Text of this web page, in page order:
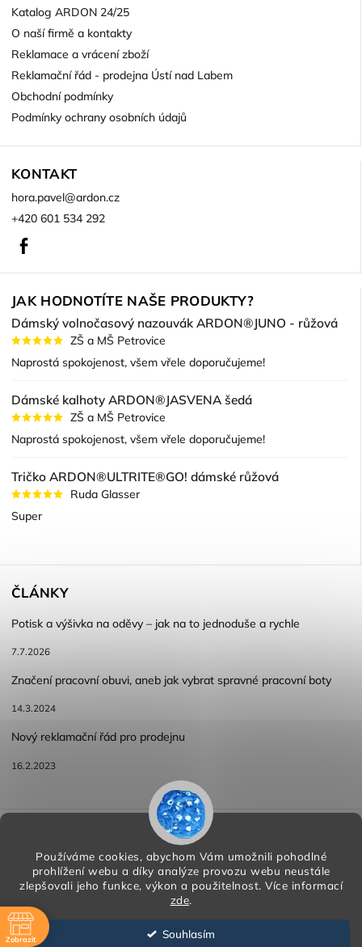
Používáme cookies, abychom Vám umožnili pohodlné
prohlížení webu a díky analýze provozu webu neustále
zlepšovali jeho funkce, výkon a použitelnost. Více informací
zde.
Souhlasím
Katalog ARDON 24/25
O naší firmě a kontakty
Reklamace a vrácení zboží
Reklamační řád - prodejna Ústí nad Labem
Obchodní podmínky
Podmínky ochrany osobních údajů
KONTAKT
hora.pavel@ardon.cz
+420 601 534 292
JAK HODNOTÍTE NAŠE PRODUKTY?
Dámský volnočasový nazouvák ARDON®JUNO - růžová
ZŠ a MŠ Petrovice
Naprostá spokojenost, všem vřele doporučujeme!
Dámské kalhoty ARDON®JASVENA šedá
ZŠ a MŠ Petrovice
Naprostá spokojenost, všem vřele doporučujeme!
Tričko ARDON®ULTRITE®GO! dámské růžová
Ruda Glasser
Super
ČLÁNKY
Potisk a výšivka na oděvy – jak na to jednoduše a rychle
7.7.2026
Značení pracovní obuvi, aneb jak vybrat spravné pracovní boty
14.3.2024
Nový reklamační řád pro prodejnu
16.2.2023
Reklamace a vracení zboží
Podmínky ochrany osobních údajů
Copyright 2026 HORA PP s.r.o.
Shoptet | Design
Zobrazit